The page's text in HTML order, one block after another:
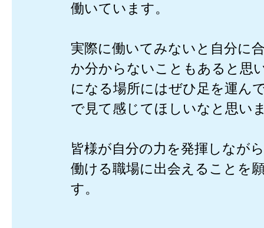
働いています。
実際に働いてみないと自分に
か分からないこともあると思
になる場所にはぜひ足を運ん
で見て感じてほしいなと思い
皆様が自分の力を発揮しなが
働ける職場に出会えることを
す。